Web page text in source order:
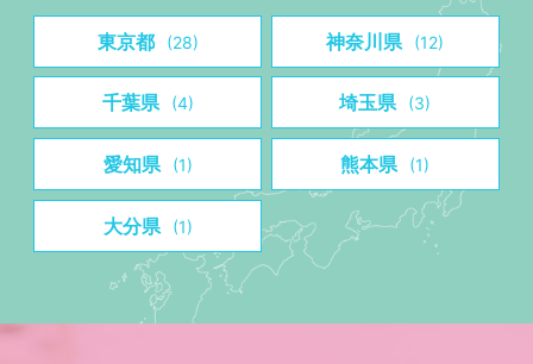
東京都 (28) 神奈川県 (12)
千葉県 (4) 埼玉県 (3)
愛知県 (1) 熊本県 (1)
大分県 (1)